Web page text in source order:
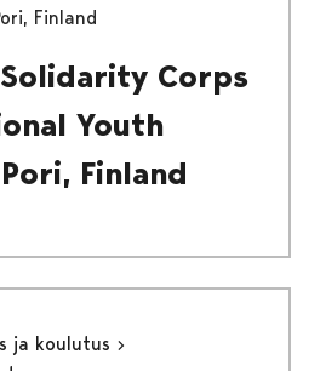
Finland
Corps
Youth
Finland
ja koulutus